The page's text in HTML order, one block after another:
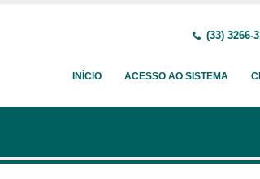
(33) 3266-
INÍCIO ACESSO AO SISTEMA